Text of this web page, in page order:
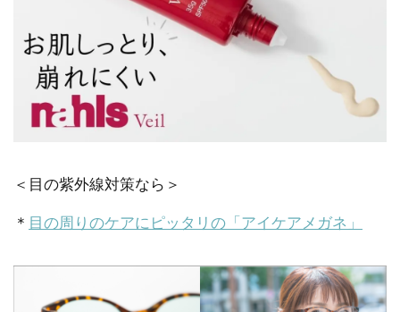
＜目の紫外線対策なら＞
＊ 目の周りのケアにピッタリの「アイケアメガネ」